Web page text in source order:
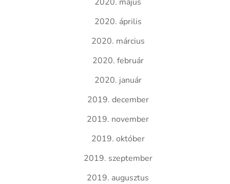
2020. április
2020. március
2020. február
2020. január
2019. december
2019. november
2019. október
2019. szeptember
2019. augusztus